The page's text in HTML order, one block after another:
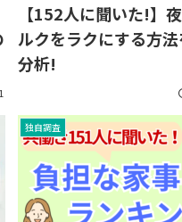
【152人に聞いた!】
ルクをラクにする方
分析!
独自調査